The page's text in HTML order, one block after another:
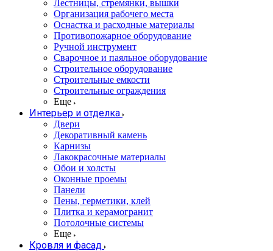
Лестницы, стремянки, вышки
Организация рабочего места
Оснастка и расходные материалы
Противопожарное оборудование
Ручной инструмент
Сварочное и паяльное оборудование
Строительное оборудование
Строительные емкости
Строительные ограждения
Еще
Интерьер и отделка
Двери
Декоративный камень
Карнизы
Лакокрасочные материалы
Обои и холсты
Оконные проемы
Панели
Пены, герметики, клей
Плитка и керамогранит
Потолочные системы
Еще
Кровля и фасад